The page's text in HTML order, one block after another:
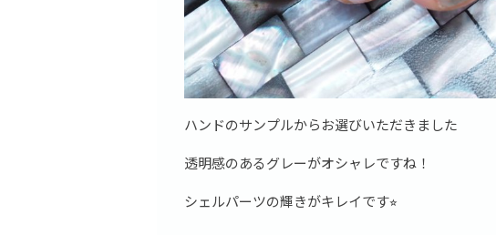
ハンドのサンプルからお選びいただきました
透明感のあるグレーがオシャレですね！
シェルパーツの輝きがキレイです⭐︎